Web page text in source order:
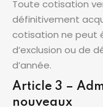
Toute cotisation
définitivement
cotisation ne peut
d’exclusion ou de
d’année.
Article 3 –
nouveaux